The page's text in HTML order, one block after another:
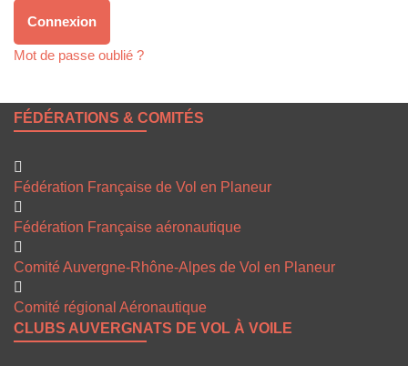
Mot de passe oublié ?
FÉDÉRATIONS & COMITÉS
Fédération Française de Vol en Planeur
Fédération Française aéronautique
Comité Auvergne-Rhône-Alpes de Vol en Planeur
Comité régional Aéronautique
CLUBS AUVERGNATS DE VOL À VOILE